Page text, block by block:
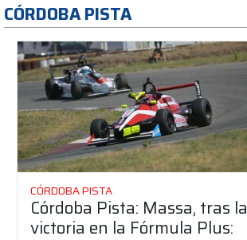
CÓRDOBA PISTA
CÓRDOBA PISTA
Córdoba Pista: Massa, tras la
victoria en la Fórmula Plus: